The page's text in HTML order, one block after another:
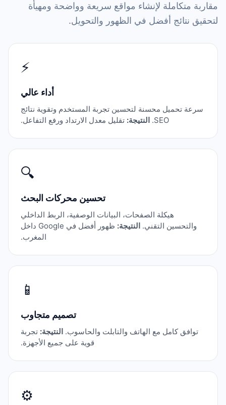
مقاربة متكاملة لإنشاء مواقع سريعة وواضحة ومهيأة
لتحقيق نتائج أفضل في الظهور والتحويل.
⚡
أداء عالي
سرعة تحميل محسنة لتحسين تجربة المستخدم وتقوية نتائج
SEO.
النتيجة: تقليل معدل الارتداد ورفع التفاعل.
🔍
تحسين محركات البحث
هيكلة الصفحات، البيانات الوصفية، الربط الداخلي
والتحسين التقني. النتيجة:
ظهور أفضل في Google داخل
المغرب.
📱
تصميم متجاوب
توافق كامل مع الهاتف والتابلت والحاسوب. النتيجة: تجربة
قوية على جميع الأجهزة.
⚙️